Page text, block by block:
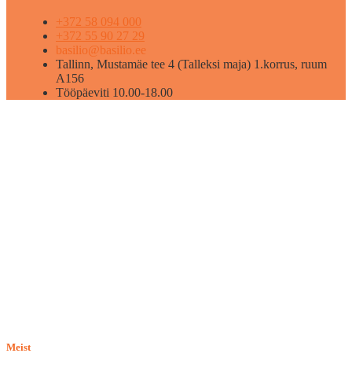
+372 58 094 000
+372 55 90 27 29
basilio@basilio.ee
Tallinn, Mustamäe tee 4 (Talleksi maja) 1.korrus, ruum
A156
Tööpäeviti 10.00-18.00
Meist